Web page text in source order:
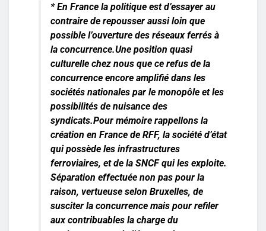
*En France la politique est d’essayer au
contraire de repousser aussi loin que
possible l’ouverture des réseaux ferrés à
la concurrence.Une position quasi
culturelle chez nous que ce refus de la
concurrence encore amplifié dans les
sociétés nationales par le monopôle et les
possibilités de nuisance des
syndicats.Pour mémoire rappellons la
création en France de RFF, la société d’état
qui possède les infrastructures
ferroviaires, et de la SNCF qui les exploite.
Séparation effectuée non pas pour la
raison, vertueuse selon Bruxelles, de
susciter la concurrence mais pour refiler
aux contribuables la charge du